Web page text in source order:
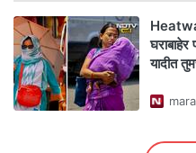
घराबाहेर
यादीत